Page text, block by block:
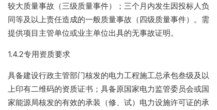
较大质量事故（三级质量事件）；三个月内发生因投标人负
同等及以上责任造成的一般质量事故（四级质量事件）。需
提供项目主管单位或业主单位出具的无事故证明。
1.4.2专用资质要求
具备建设行政主管部门核发的电力工程施工总承包叁级及以
上印有二维码的资质证书；具备原国家电力监管委员会或国
家能源局核发的有效的承装（修、试）电力设施许可证的承